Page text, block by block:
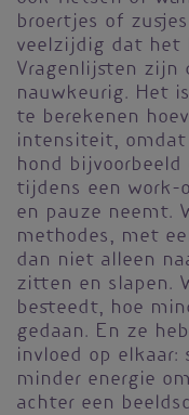
broertjes of
veelzijdig dat het
Vragenlijsten zijn
nauwkeurig. Het
te berekenen
intensiteit, omdat
hond
tijdens een work-
en pauze neemt.
methodes, met
dan niet alleen
zitten en slapen.
besteedt, hoe
gedaan. En ze
invloed op elkaar:
minder energie
achter een